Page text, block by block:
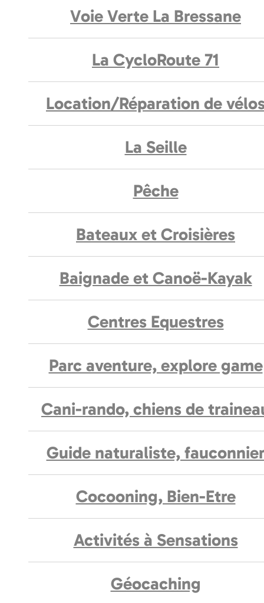
Voie Verte La Bressane
La CycloRoute 71
Location/Réparation de
La Seille
Pêche
Bateaux et Croisières
Baignade et Canoë-Kayak
Centres Equestres
Parc aventure, explore game
Cani-rando, chiens de
Guide naturaliste,
Cocooning, Bien-Etre
Activités à Sensations
Géocaching